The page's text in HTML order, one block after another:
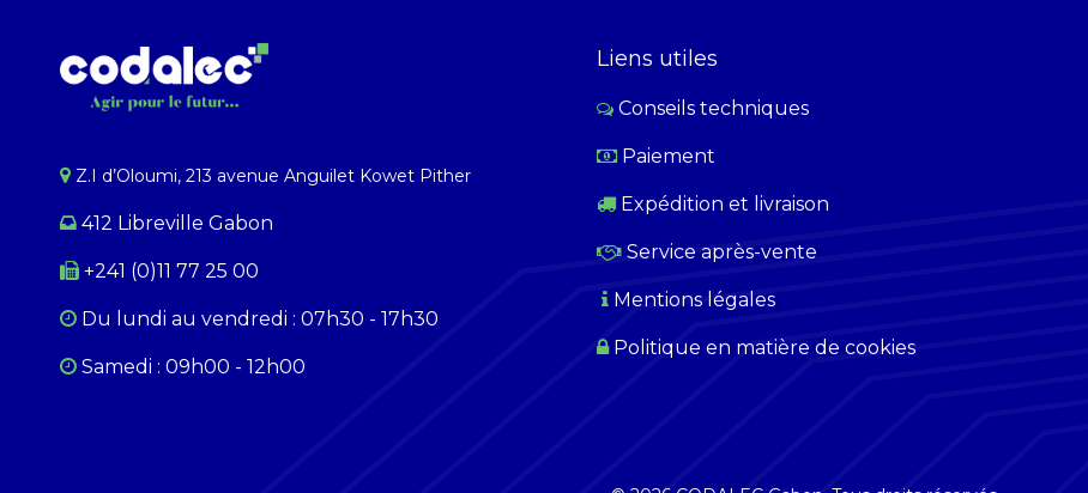
Z.I d’Oloumi, 213 avenue Anguilet Kowet Pither​
412 Libreville Gabon
+241 (0)11 77 25 00
Du lundi au ​​vendredi : 07h30 - 17h30
Samedi : 09h00 - 12h00
Liens utiles
Conseils techniques
Paiement
Expédition et livraison
Service après-vente
Mentions légales
Politique en matière de cookies